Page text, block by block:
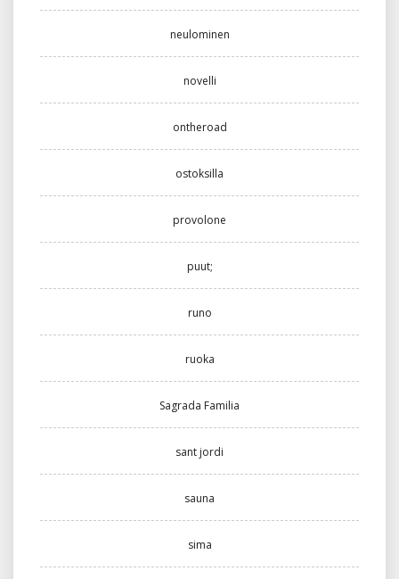
neulominen
novelli
ontheroad
ostoksilla
provolone
puut;
runo
ruoka
Sagrada Familia
sant jordi
sauna
sima